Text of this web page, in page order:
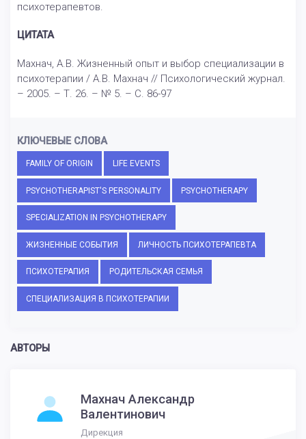
психотерапевтов.
ЦИТАТА
Махнач, А.В. Жизненный опыт и выбор специализации в
психотерапии / А.В. Махнач // Психологический журнал.
– 2005. – Т. 26. – № 5. – С. 86-97
КЛЮЧЕВЫЕ СЛОВА
FAMILY OF ORIGIN LIFE EVENTS
PSYCHOTHERAPIST'S PERSONALITY PSYCHOTHERAPY
SPECIALIZATION IN PSYCHOTHERAPY
ЖИЗНЕННЫЕ СОБЫТИЯ ЛИЧНОСТЬ ПСИХОТЕРАПЕВТА
ПСИХОТЕРАПИЯ РОДИТЕЛЬСКАЯ СЕМЬЯ
СПЕЦИАЛИЗАЦИЯ В ПСИХОТЕРАПИИ
АВТОРЫ
Махнач Александр
Валентинович
Дирекция